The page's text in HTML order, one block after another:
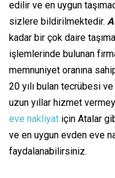
edilir ve en uygun
sizlere bildirilmektedir.
kadar bir çok daire
işlemlerinde bulunan
memnuniyet oranına
20 yılı bulan tecrübesi
uzun yıllar hizmet
eve nakliyat için Atalar
ve en uygun evden eve
faydalanabilirsiniz.